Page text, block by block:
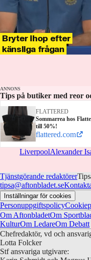
Bryter ihop efter
känsliga frågan
ANNONS
Tips på butiker med reor
FLATTERED
Sommarrea hos
till 50%!
flattered.com
LiverpoolAlexander
Tjänstgörande redaktörer
tipsa@aftonbladet.se
Inställningar för cookies
Personuppgiftspolicy
Om AftonbladetOm
KulturOm LedareOm Debatt
Chefredaktör, vd och
Lotta Folcker
Stf ansvariga utgivare: